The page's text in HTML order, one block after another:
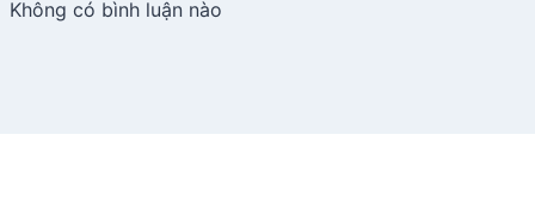
Không có bình luận nào